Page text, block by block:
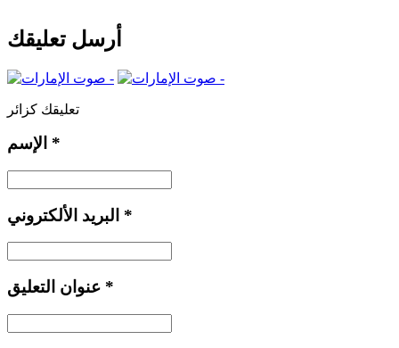
أرسل تعليقك
تعليقك كزائر
*
*
*